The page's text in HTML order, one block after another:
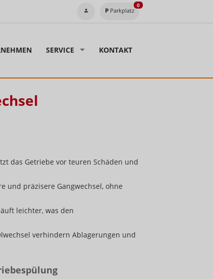
Parkplatz
0
SERVICE KONTAKT
das Getriebe vor teuren Schäden und
und präzisere Gangwechsel, ohne
leichter, was den
verhindern Ablagerungen und